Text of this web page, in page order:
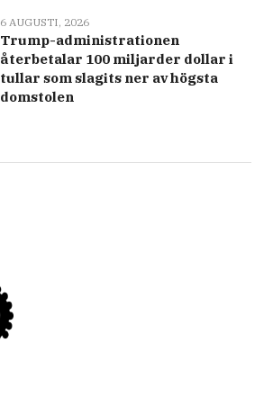
6 AUGUSTI, 2026
Trump-administrationen
återbetalar 100 miljarder dollar i
tullar som slagits ner av högsta
domstolen